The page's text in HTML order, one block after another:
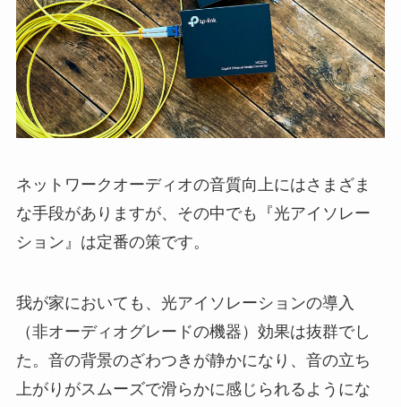
ネットワークオーディオの音質向上にはさまざま
な手段がありますが、その中でも『光アイソレー
ション』は定番の策です。
我が家においても、光アイソレーションの導入
（非オーディオグレードの機器）効果は抜群でし
た。音の背景のざわつきが静かになり、音の立ち
上がりがスムーズで滑らかに感じられるようにな